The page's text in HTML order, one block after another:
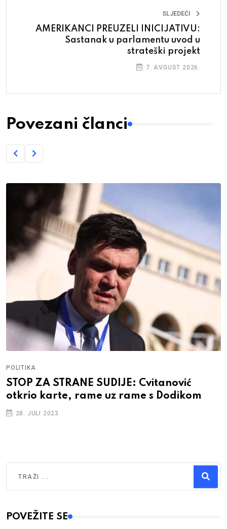
SLJEDEĆI
AMERIKANCI PREUZELI INICIJATIVU:
Sastanak u parlamentu uvod u
strateški projekt
7. AVGUST 2026.
Povezani članci
POLITIKA
STOP ZA STRANE SUDIJE: Cvitanović
otkrio karte, rame uz rame s Dodikom
28. JULI 2023.
Type 2 or more characters for results.
POVEŽITE SE